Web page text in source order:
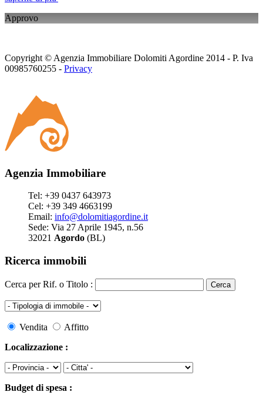
Approvo
Copyright © Agenzia Immobiliare Dolomiti Agordine 2014 - P. Iva
00985760255 - Privacy
Agenzia Immobiliare
Tel: +39 0437 643973
Cel: +39 349 4663199
Email: info@dolomitiagordine.it
Sede: Via 27 Aprile 1945, n.56
32021 Agordo (BL)
Ricerca immobili
Cerca per Rif. o Titolo :
Vendita
Affitto
Localizzazione :
Budget di spesa :